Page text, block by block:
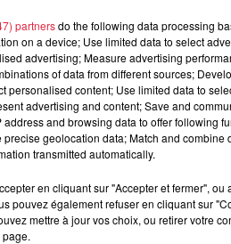
nous au 06 08 18 31 56.
à l'offre : ÉLECTRICIEN
partnersdo the following data processing
on a device; Use limited data to select
advertising; Measure advertising
of data from different sources;
personalised content; Use limited data to
advertising and content; Save and
address and browsing data to offer following
precise geolocation data; Match and
transmitted automatically.
en cliquant sur "Accepter et fermer",
pouvez également refuser en cliquant sur
mettre à jour vos choix, ou retirer votre